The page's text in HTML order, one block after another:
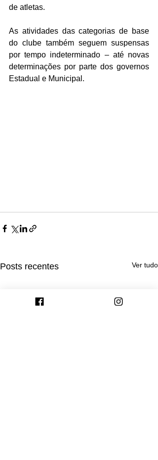
de atletas.
As atividades das categorias de base
do clube também seguem suspensas
por tempo indeterminado – até novas
determinações por parte dos governos
Estadual e Municipal.
Posts recentes Ver tudo